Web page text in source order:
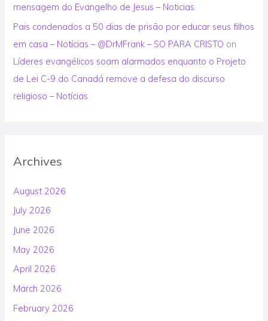
mensagem do Evangelho de Jesus – Noticias
Pais condenados a 50 dias de prisão por educar seus filhos
em casa – Notícias – @DrMFrank – SO PARA CRISTO on
Líderes evangélicos soam alarmados enquanto o Projeto
de Lei C-9 do Canadá remove a defesa do discurso
religioso – Notícias
Archives
August 2026
July 2026
June 2026
May 2026
April 2026
March 2026
February 2026